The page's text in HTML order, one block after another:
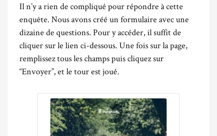
Il n’y a rien de compliqué pour répondre à cette
enquête. Nous avons créé un formulaire avec une
dizaine de questions. Pour y accéder, il suffit de
cliquer sur le lien ci-dessous. Une fois sur la page,
remplissez tous les champs puis cliquez sur
“Envoyer”, et le tour est joué.